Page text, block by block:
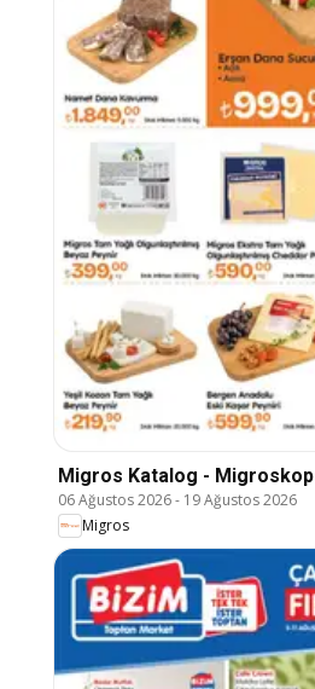
Migros Katalog - Migroskop
06 Ağustos 2026- 19 Ağustos 2026
Migros